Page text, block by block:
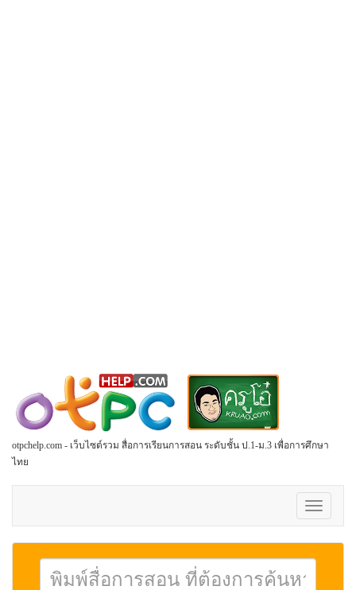
otpchelp.com - เว็บไซต์รวม สื่อการเรียนการสอน ระดับชั้น ป.1-ม.3 เพื่อการศึกษา
ไทย
Toggle